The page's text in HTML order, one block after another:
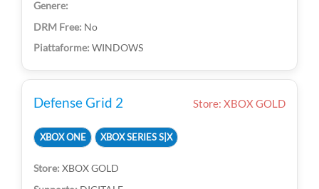
No
WINDOWS
Defense Grid 2 Store: XBOX GOLD
XBOX ONE XBOX SERIES S|X
XBOX GOLD